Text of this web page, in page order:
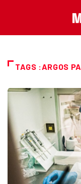
TAGS :ARGOS